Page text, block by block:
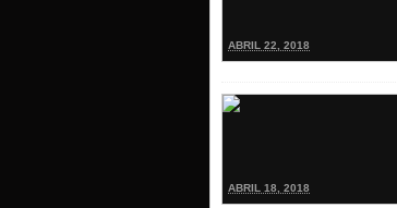
ABRIL 22, 2018
ABRIL 18, 2018